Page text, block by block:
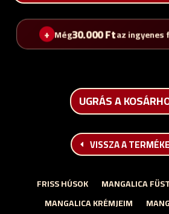
Még30.000Ftaz
UGRÁS A
VISSZA A
FRISS HÚSOK
MANGALICA
MANGALICA KRÉMJEIM